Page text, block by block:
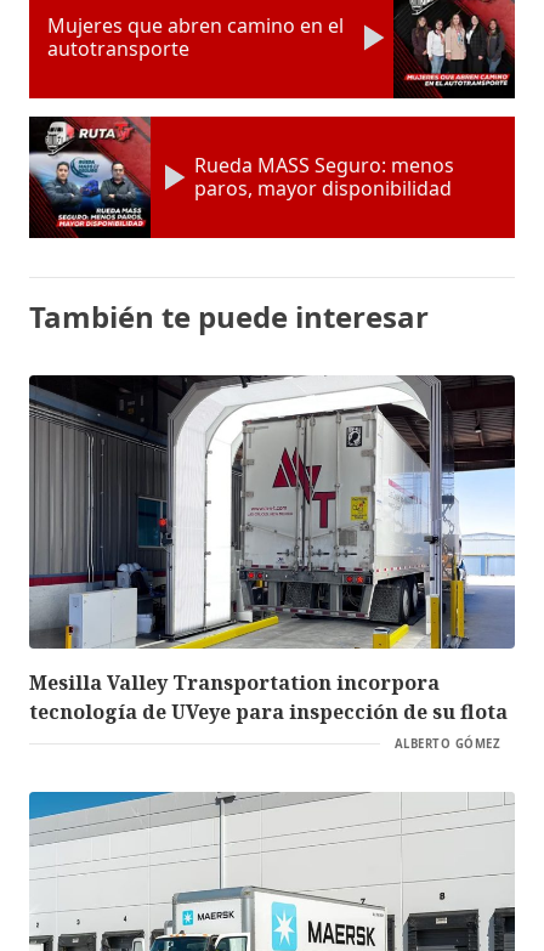
Mujeres que abren camino en el
autotransporte
Rueda MASS Seguro: menos
paros, mayor disponibilidad
También te puede interesar
Mesilla Valley Transportation incorpora
tecnología de UVeye para inspección de su flota
ALBERTO GÓMEZ